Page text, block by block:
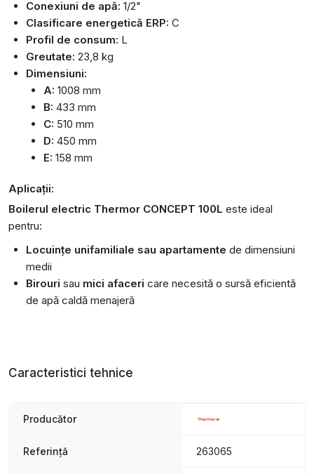
Conexiuni de apă: 1/2"
Clasificare energetică ERP: C
Profil de consum: L
Greutate: 23,8 kg
Dimensiuni:
A: 1008 mm
B: 433 mm
C: 510 mm
D: 450 mm
E: 158 mm
Aplicații:
Boilerul electric Thermor CONCEPT 100L este ideal
pentru:
Locuințe unifamiliale sau apartamente de dimensiuni
medii
Birouri sau mici afaceri care necesită o sursă eficientă
de apă caldă menajeră
Caracteristici tehnice
Producător
Referință 263065